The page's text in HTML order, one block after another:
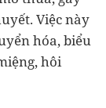
Việc này
hóa, biểu
hôi